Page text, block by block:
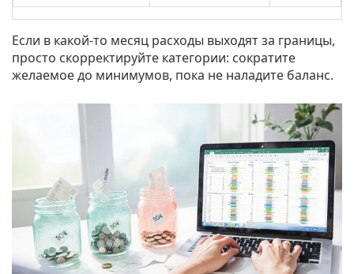
Если в какой‑то месяц расходы выходят за границы,
просто скорректируйте категории: сократите
желаемое до минимумов, пока не наладите баланс.